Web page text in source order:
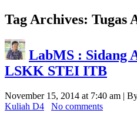
Tag Archives: Tugas
LabMS : Sidang
LSKK STEI ITB
November 15, 2014 at 7:40 am |
Kuliah D4
No comments